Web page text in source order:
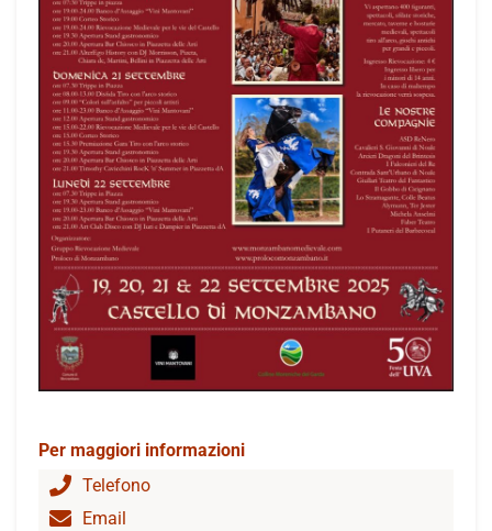
Per maggiori informazioni
Telefono
Email